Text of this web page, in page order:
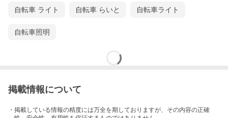
自転車 ライト 自転車 らいと 自転車ライト
自転車照明
掲載情報について
・掲載している情報の精度には万全を期しておりますが、その内容の正確